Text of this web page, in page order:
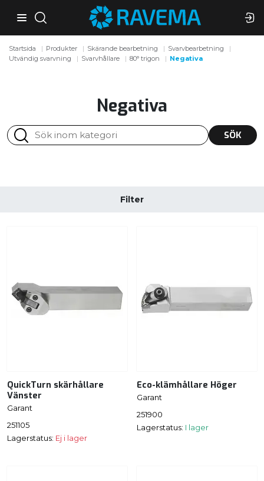
Startsida Produkter Skärande bearbetning
Svarvbearbetning
Utvändig svarvning
Svarvhållare 80° trigon Negativa
Negativa
SÖK
Filter
QuickTurn skärhållare
Vänster
Garant
251105
Lagerstatus: Ej i lager
Eco-klämhållare Höger
Garant
251900
Lagerstatus: I lager